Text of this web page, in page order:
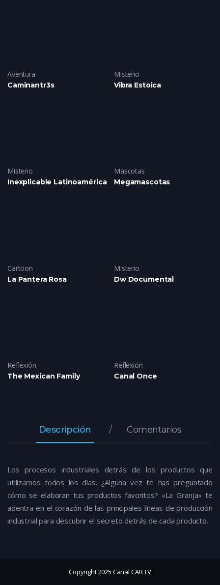
Aventura
Caminantr3s
Misterio
Vibra Estoica
Misterio
Inexplicable Latinoamérica
Mascotas
Megamascotas
Cartoon
La Pantera Rosa
Misterio
Dw Documental
Reflexión
The Mexican Family
Reflexión
Canal Once
Descripción Comentarios
Los procesos industriales detrás de los productos que
utilizamos todos los días. ¿Alguna vez te has preguntado
cómo se elaboran tus productos favoritos? «La Granja» te
adentra en el corazón de las principales líneas de producción
industrial para descubrir el secreto detrás de cada producto.
Copyright 2025 Canal CAR TV